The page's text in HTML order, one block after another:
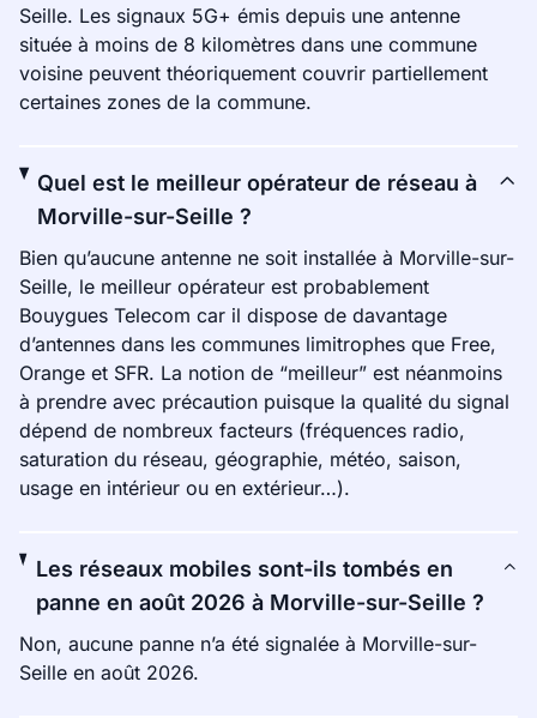
Seille. Les signaux 5G+ émis depuis une antenne
située à moins de 8 kilomètres dans une commune
voisine peuvent théoriquement couvrir partiellement
certaines zones de la commune.
Quel est le meilleur opérateur de réseau à
Morville-sur-Seille ?
Bien qu’aucune antenne ne soit installée à Morville-sur-
Seille, le meilleur opérateur est probablement
Bouygues Telecom car il dispose de davantage
d’antennes dans les communes limitrophes que Free,
Orange et SFR. La notion de “meilleur” est néanmoins
à prendre avec précaution puisque la qualité du signal
dépend de nombreux facteurs (fréquences radio,
saturation du réseau, géographie, météo, saison,
usage en intérieur ou en extérieur…).
Les réseaux mobiles sont-ils tombés en
panne en août 2026 à Morville-sur-Seille ?
Non, aucune panne n’a été signalée à Morville-sur-
Seille en août 2026.